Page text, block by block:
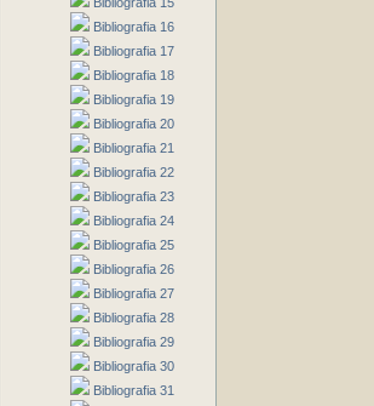
Bibliografia 16
Bibliografia 17
Bibliografia 18
Bibliografia 19
Bibliografia 20
Bibliografia 21
Bibliografia 22
Bibliografia 23
Bibliografia 24
Bibliografia 25
Bibliografia 26
Bibliografia 27
Bibliografia 28
Bibliografia 29
Bibliografia 30
Bibliografia 31